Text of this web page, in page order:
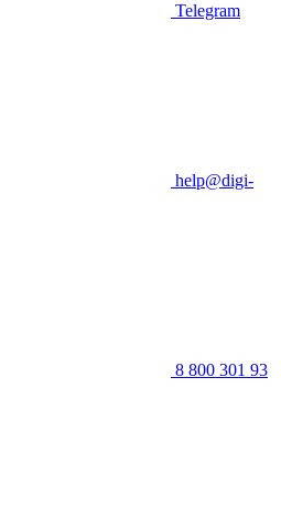
Telegram
help@digi-
8 800 301 93